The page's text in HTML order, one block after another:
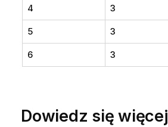
4 3
5 3
6 3
Dowiedz się więcej